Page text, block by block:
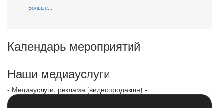
Больше...
Календарь мероприятий
Наши медиауслуги
- Медиауслуги, реклама (видеопродакшн) -